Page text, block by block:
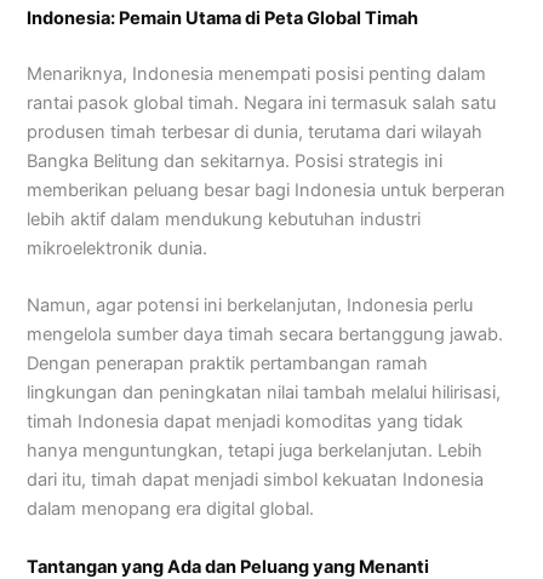
Indonesia: Pemain Utama di Peta Global Timah
Menariknya, Indonesia menempati posisi penting dalam
rantai pasok global timah. Negara ini termasuk salah satu
produsen timah terbesar di dunia, terutama dari wilayah
Bangka Belitung dan sekitarnya. Posisi strategis ini
memberikan peluang besar bagi Indonesia untuk berperan
lebih aktif dalam mendukung kebutuhan industri
mikroelektronik dunia.
Namun, agar potensi ini berkelanjutan, Indonesia perlu
mengelola sumber daya timah secara bertanggung jawab.
Dengan penerapan praktik pertambangan ramah
lingkungan dan peningkatan nilai tambah melalui hilirisasi,
timah Indonesia dapat menjadi komoditas yang tidak
hanya menguntungkan, tetapi juga berkelanjutan. Lebih
dari itu, timah dapat menjadi simbol kekuatan Indonesia
dalam menopang era digital global.
Tantangan yang Ada dan Peluang yang Menanti